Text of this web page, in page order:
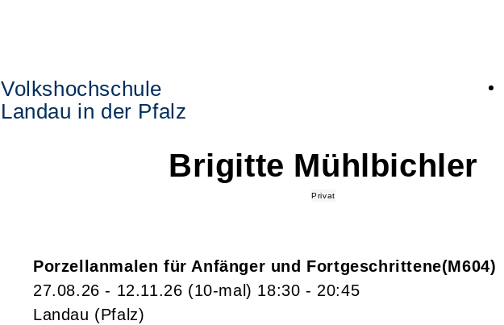
Volkshochschule
Landau in der Pfalz
Brigitte Mühlbichler
Privat
Porzellanmalen für Anfänger und Fortgeschrittene M604
27.08.26 - 12.11.26 (10-mal) 18:30 - 20:45
Landau (Pfalz)